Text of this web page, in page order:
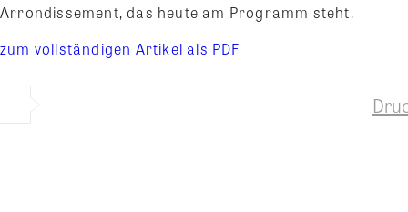
Arrondissement, das heute am Programm steht.
zum vollständigen Artikel als PDF